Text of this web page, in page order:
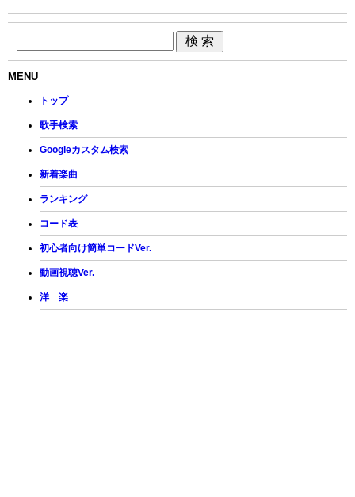
MENU
トップ
歌手検索
Googleカスタム検索
新着楽曲
ランキング
コード表
初心者向け簡単コードVer.
動画視聴Ver.
洋 楽